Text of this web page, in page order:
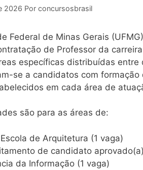
2026 Por concursosbrasil
Federal de Minas Gerais
de Professor da
específicas distribuídas
se a candidatos com
em cada área de
são para as áreas de:
de Arquitetura (1 vaga)
de candidato
da Informação (1 vaga)